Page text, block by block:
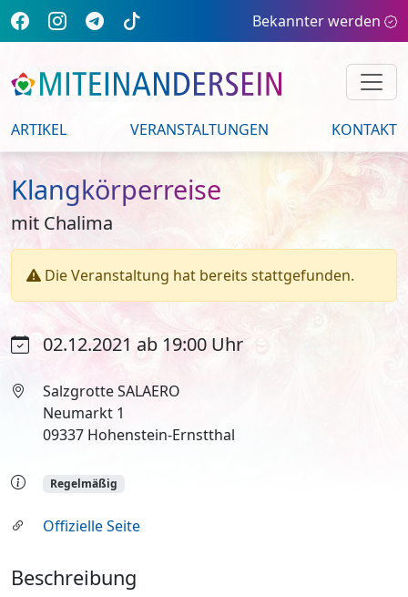
Bekannter werden
ARTIKEL VERANSTALTUNGEN KONTAKT
Klangkörperreise
mit Chalima
Die Veranstaltung hat bereits stattgefunden.
02.12.2021 ab 19:00 Uhr
Salzgrotte SALAERO
Neumarkt 1
09337 Hohenstein-Ernstthal
Regelmäßig
Offizielle Seite
Beschreibung